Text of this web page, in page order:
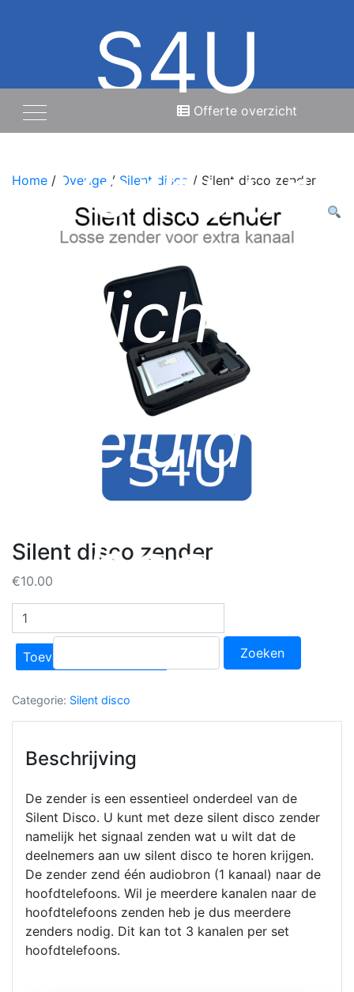
S4U
Verhuur
licht,
geluid &
beeld
Zoeken
naar:
Offerte overzicht
Home / Overige / Silent disco / Silent disco zender
Silent disco zender
€10.00
Silent
disco
zender
aantal
Toevoegen aan offerte
Categorie: Silent disco
Beschrijving
De zender is een essentieel onderdeel van de
Silent Disco. U kunt met deze silent disco zender
namelijk het signaal zenden wat u wilt dat de
deelnemers aan uw silent disco te horen krijgen.
De zender zend één audiobron (1 kanaal) naar de
hoofdtelefoons. Wil je meerdere kanalen naar de
hoofdtelefoons zenden heb je dus meerdere
zenders nodig. Dit kan tot 3 kanalen per set
hoofdtelefoons.